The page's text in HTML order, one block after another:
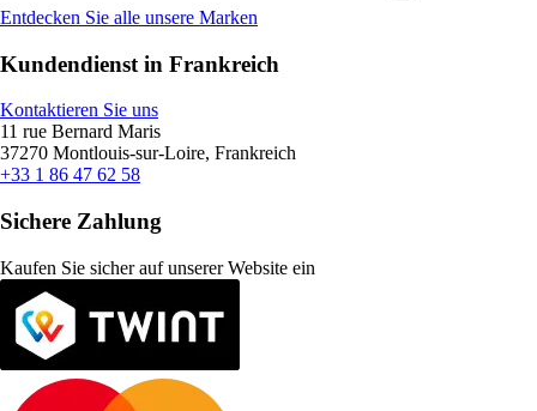
Entdecken Sie alle unsere Marken
Kundendienst in Frankreich
Kontaktieren Sie uns
11 rue Bernard Maris
37270 Montlouis-sur-Loire, Frankreich
+33 1 86 47 62 58
Sichere Zahlung
Kaufen Sie sicher auf unserer Website ein